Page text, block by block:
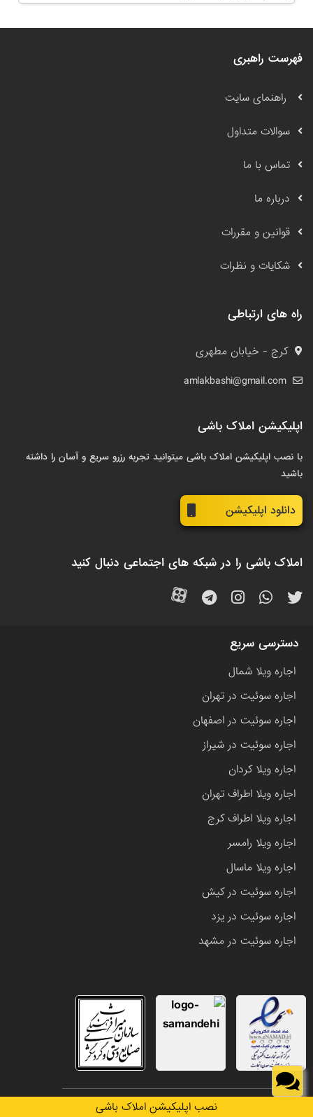
نصب اپلیکیشن املاک باشی
فهرست راهبری
راهنمای سایت
سوالات متداول
تماس با ما
درباره ما
قوانین و مقررات
شکایات و نظرات
راه های ارتباطی
کرج - خیابان مطهری
amlakbashi@gmail.com
اپلیکیشن املاک باشی
با نصب اپلیکیشن املاک باشی میتوانید تجربه رزرو سریع و آسان را داشته
باشید
دانلود اپلیکیشن
املاک باشی را در شبکه های اجتماعی دنبال کنید
دسترسی سریع
اجاره ویلا شمال
اجاره سوئیت در تهران
اجاره سوئیت در اصفهان
اجاره سوئیت در شیراز
اجاره ویلا کردان
اجاره ویلا اطراف تهران
اجاره ویلا اطراف کرج
اجاره ویلا رامسر
اجاره ویلا ماسال
اجاره سوئیت در کیش
اجاره سوئیت در یزد
اجاره سوئیت در مشهد
تمامی حقوق این وب سایت متعلق به املاک باشی می باشد.